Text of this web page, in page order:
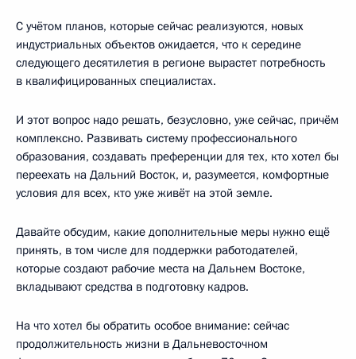
С учётом планов, которые сейчас реализуются, новых
индустриальных объектов ожидается, что к середине
следующего десятилетия в регионе вырастет потребность
в квалифицированных специалистах.
И этот вопрос надо решать, безусловно, уже сейчас, причём
комплексно. Развивать систему профессионального
образования, создавать преференции для тех, кто хотел бы
переехать на Дальний Восток, и, разумеется, комфортные
условия для всех, кто уже живёт на этой земле.
Давайте обсудим, какие дополнительные меры нужно ещё
принять, в том числе для поддержки работодателей,
которые создают рабочие места на Дальнем Востоке,
вкладывают средства в подготовку кадров.
На что хотел бы обратить особое внимание: сейчас
продолжительность жизни в Дальневосточном